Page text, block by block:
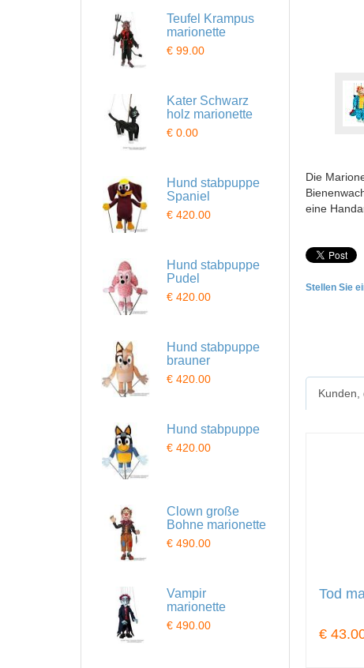
Die
eine
Stellen Sie
Kunden,
Tod
€
Teufel Krampus
marionette
€ 99.00
Kater Schwarz
holz marionette
€ 0.00
Hund stabpuppe
Spaniel
€ 420.00
Hund stabpuppe
Pudel
€ 420.00
Hund stabpuppe
brauner
€ 420.00
Hund stabpuppe
€ 420.00
Clown große
Bohne marionette
€ 490.00
Vampir
marionette
€ 490.00